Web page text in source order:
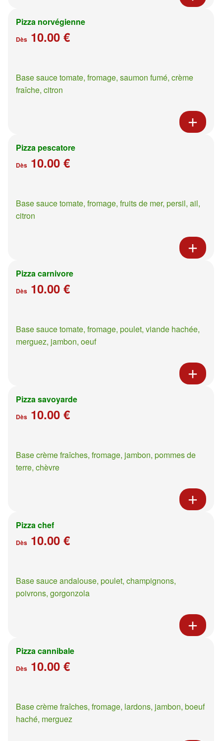
Pizza norvégienne
Dès 10.00 €
Base sauce tomate, fromage, saumon fumé, crème
fraîche, citron
Pizza pescatore
Dès 10.00 €
Base sauce tomate, fromage, fruits de mer, persil, ail,
citron
Pizza carnivore
Dès 10.00 €
Base sauce tomate, fromage, poulet, viande hachée,
merguez, jambon, oeuf
Pizza savoyarde
Dès 10.00 €
Base crème fraîches, fromage, jambon, pommes de
terre, chèvre
Pizza chef
Dès 10.00 €
Base sauce andalouse, poulet, champignons,
poivrons, gorgonzola
Pizza cannibale
Dès 10.00 €
Base crème fraîches, fromage, lardons, jambon, boeuf
haché, merguez